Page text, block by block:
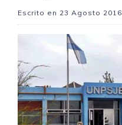
Escrito en 23 Agosto 2016